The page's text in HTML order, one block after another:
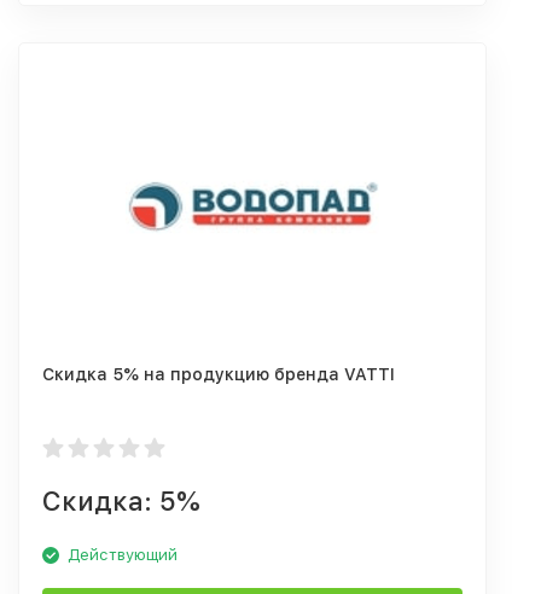
Скидка 5% на продукцию бренда VATTI
Скидка: 5%
Действующий